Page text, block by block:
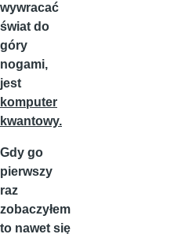
wywracać
świat do
góry
nogami,
jest
komputer
kwantowy.
Gdy go
pierwszy
raz
zobaczyłem
to nawet się